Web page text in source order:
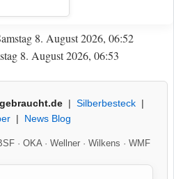
8. August 2026, 06:52
8. August 2026, 06:53
| Silberbesteck|
| News Blog
· OKA· Wellner· Wilkens · WMF